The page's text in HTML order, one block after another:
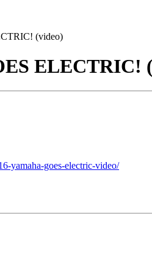
(video)
ELECTRIC!
yamaha-goes-electric-video/